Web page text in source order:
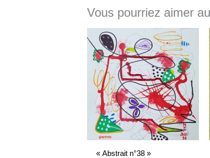
Vous pourriez aimer
« Abstrait n°38 »